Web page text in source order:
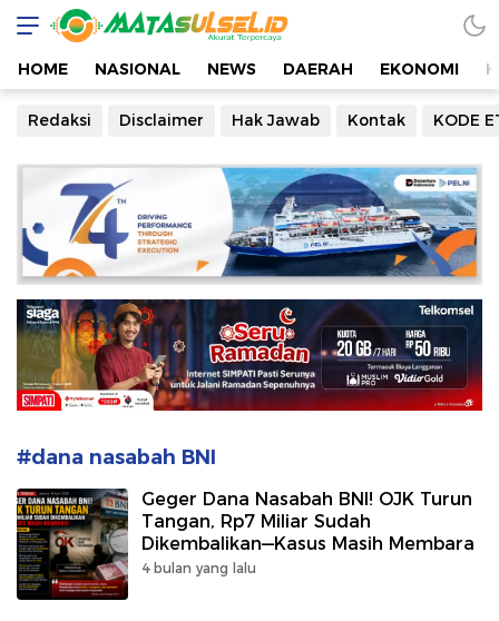
Mata Sulsel
Akurat Terpercaya
HOME NASIONAL NEWS DAERAH EKONOMI
Redaksi Disclaimer Hak Jawab Kontak KODE
#dana nasabah BNI
Geger Dana Nasabah BNI! OJK Turun
Tangan, Rp7 Miliar Sudah
Dikembalikan—Kasus Masih Membara
4 bulan yang lalu